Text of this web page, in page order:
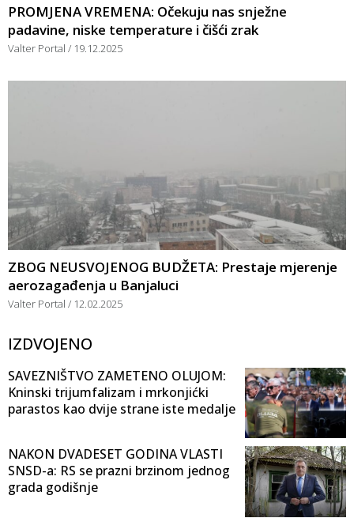
PROMJENA VREMENA: Očekuju nas snježne
padavine, niske temperature i čišći zrak
Valter Portal 19.12.2025
ZBOG NEUSVOJENOG BUDŽETA: Prestaje mjerenje
aerozagađenja u Banjaluci
Valter Portal 12.02.2025
IZDVOJENO
SAVEZNIŠTVO ZAMETENO OLUJOM:
Kninski trijumfalizam i mrkonjićki
parastos kao dvije strane iste medalje
NAKON DVADESET GODINA VLASTI
SNSD-a: RS se prazni brzinom jednog
grada godišnje